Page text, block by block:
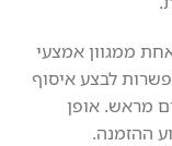
ממגוון אמצעי
לבצע איסוף
מראש. אופן
ההזמנה.